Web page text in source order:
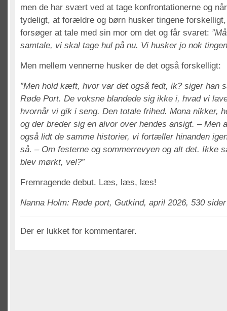
men de har svært ved at tage konfrontationerne og
tydeligt, at forældre og børn husker tingene
forsøger at tale med sin mor om det og får svaret:
samtale, vi skal tage hul på nu. Vi husker jo nok
Men mellem vennerne husker de det også forskelligt:
”Men hold kæft, hvor var det også fedt, ik? siger han
Røde Port. De voksne blandede sig ikke i, hvad vi
hvornår vi gik i seng. Den totale frihed. Mona nikker,
og der breder sig en alvor over hendes ansigt. – Men
også lidt de samme historier, vi fortæller hinanden
så. – Om festerne og sommerrevyen og alt det. Ikke
blev mørkt, vel?”
Fremragende debut. Læs, læs, læs!
Nanna Holm: Røde port, Gutkind, april 2026, 530 sider
Der er lukket for kommentarer.